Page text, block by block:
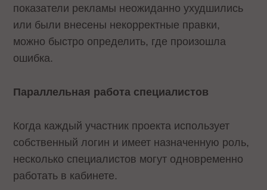
показатели рекламы неожиданно ухудшились
или были внесены некорректные правки,
можно быстро определить, где произошла
ошибка.
Параллельная работа специалистов
Когда каждый участник проекта использует
собственный логин и имеет назначенную роль,
несколько специалистов могут одновременно
работать в кабинете.